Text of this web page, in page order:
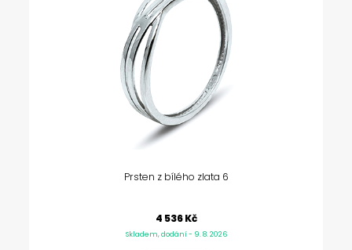
Prsten z bílého zlata 6
4 536 Kč
Skladem, dodání - 9. 8. 2026